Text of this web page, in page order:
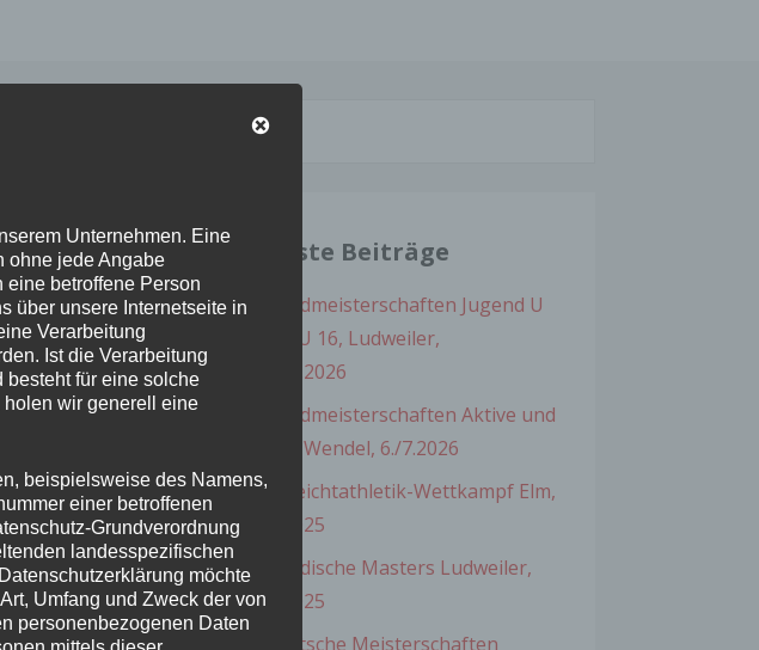
Suchen
Neueste Beiträge
Saarlandmeisterschaften Jugend U
20 und U 16, Ludweiler,
30./31.5.2026
Saarlandmeisterschaften Aktive und
U18, St. Wendel, 6./7.2026
Kinderleichtathletik-Wettkampf Elm,
15.06.2025
Saarländische Masters Ludweiler,
05.07.2025
Süddeutsche Meisterschaften
Unternehmen. Eine
ohne jede Angabe
betroffene Person
über unsere Internetseite in
Verarbeitung
Ist die Verarbeitung
besteht für eine solche
wir generell eine
beispielsweise des Namens,
einer betroffenen
Grundverordnung
landesspezifischen
möchte
Umfang und Zweck der von
personenbezogenen Daten